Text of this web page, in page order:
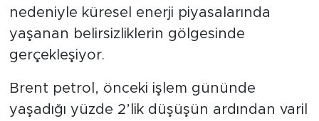
nedeniyle küresel enerji piyasalarında
yaşanan belirsizliklerin gölgesinde
gerçekleşiyor.
Brent petrol, önceki işlem gününde
yaşadığı yüzde 2’lik düşüşün ardından varil